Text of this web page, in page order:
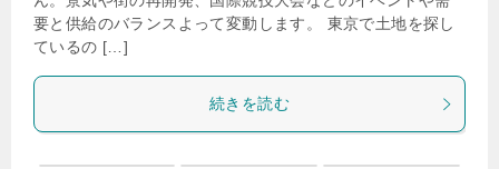
要と供給のバランスよって変動します。 東京で土地を探し
ているの […]
続きを読む